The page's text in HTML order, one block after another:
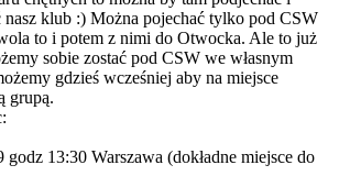
nasz klub :) Można pojechać tylko pod CSW
to i potem z nimi do Otwocka. Ale to już
sobie zostać pod CSW we własnym
gdzieś wcześniej aby na miejsce
grupą.
13:30 Warszawa (dokładne miejsce do